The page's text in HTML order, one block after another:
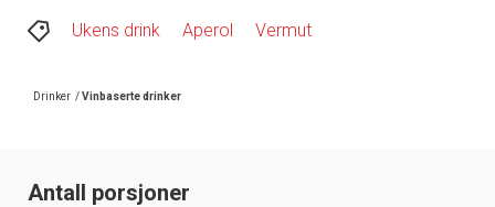
Ukens drink Aperol Vermut
Drinker /Vinbaserte drinker
Antall porsjoner